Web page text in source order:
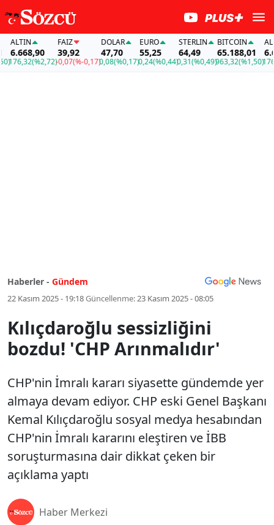
ALTIN
6.668,90
176,32(%2,72)
FAİZ
39,92
-0,07(%-0,17)
DOLAR
47,70
0,08(%0,17)
EURO
55,25
0,24(%0,44)
STERLIN
64,49
0,31(%0,49)
BITCOIN
65.188,01
963,32(%1,50)
Haberler - Gündem
22 Kasım 2025 - 19:18Güncellenme:23 Kasım 2025 - 08:05
Kılıçdaroğlu sessizliğini
bozdu! 'CHP Arınmalıdır'
CHP'nin İmralı kararı siyasette gündemde yer
almaya devam ediyor. CHP eski Genel Başkanı
Kemal Kılıçdaroğlu sosyal medya hesabından
CHP'nin İmralı kararını eleştiren ve İBB
soruşturmasına dair dikkat çeken bir
açıklama yaptı
Haber Merkezi